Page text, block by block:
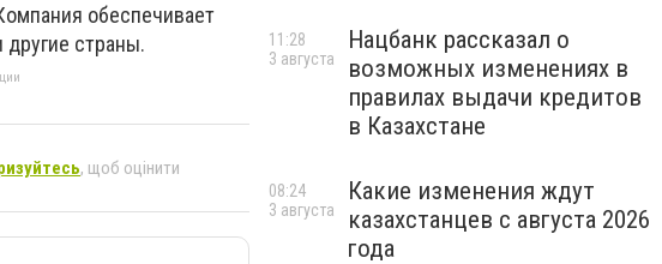
обеспечивает
страны.
, щоб оцінити
Нацбанк рассказал о
возможных изменениях в
правилах выдачи кредитов
в Казахстане
11:28
3 августа
Какие изменения ждут
казахстанцев с августа 2026
года
08:24
3 августа